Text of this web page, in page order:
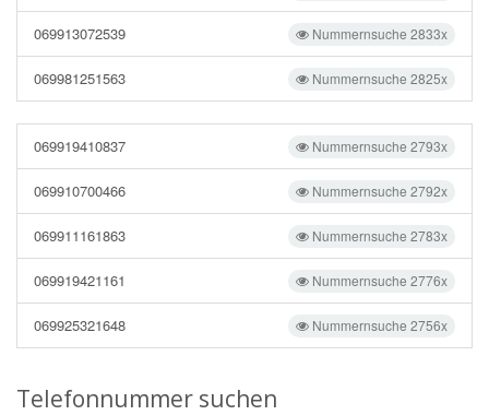
Nummernsuche 2833x
069913072539
Nummernsuche 2825x
069981251563
Nummernsuche 2793x
069919410837
Nummernsuche 2792x
069910700466
Nummernsuche 2783x
069911161863
Nummernsuche 2776x
069919421161
Nummernsuche 2756x
069925321648
Telefonnummer suchen